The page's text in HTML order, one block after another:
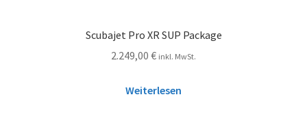
Scubajet Pro XR SUP Package
2.249,00 € inkl. MwSt.
Weiterlesen